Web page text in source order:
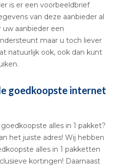
is er een voorbeeldbrief
van deze aanbieder al
uw aanbieder een
maar u toch liever
natuurlijk ook, ook dan kunt
goedkoopste internet
alles in 1 pakket?
het juiste adres! Wij hebben
alles in 1 pakketten
kortingen! Daarnaast